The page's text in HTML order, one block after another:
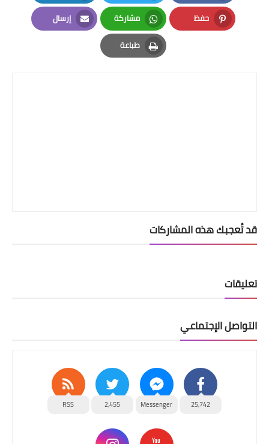
Facebook
Twitter
LinkedIn
حفظ
Pinterest
مشاركة
Whatsapp
إرسال
Email
طباعة
Print
قد تُعجبك هذه المشاركات
تعليقات
التواصل الإجتماعي
25,742
Messenger
2,455
RSS